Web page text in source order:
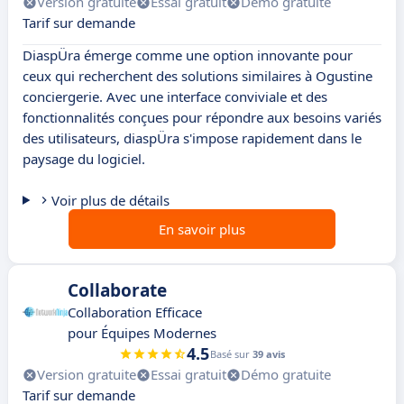
Tarif sur demande
DiaspÜra émerge comme une option innovante pour
ceux qui recherchent des solutions similaires à Ogustine
conciergerie. Avec une interface conviviale et des
fonctionnalités conçues pour répondre aux besoins variés
des utilisateurs, diaspÜra s'impose rapidement dans le
paysage du logiciel.
Voir plus de détails
En savoir plus
Collaborate
Collaboration Efficace
pour Équipes Modernes
4.5Basé sur 39 avis
Version gratuite Essai gratuit
Démo gratuite
Tarif sur demande